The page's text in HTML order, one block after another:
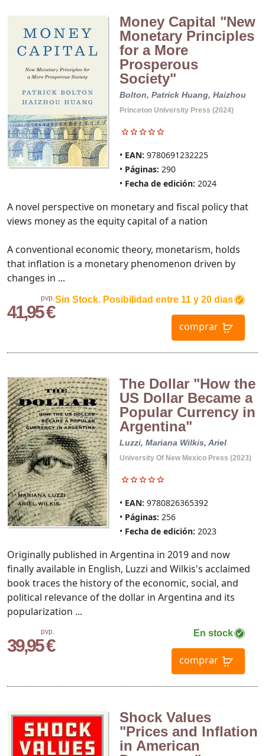
Money Capital "New
Monetary Principles
for a More
Prosperous
Society"
Bolton, Patrick Huang, Haizhou
Princeton University Press (2024)
EAN: 9780691232225
Páginas: 290
Fecha de edición: 2024
pvp.
41,95 €
Sin Stock. Posibilidad entre 11 y 20 dias
comprar
A novel perspective on monetary and fiscal policy that
views money as the equity capital of a nation
A conventional economic theory, monetarism, holds
that inflation is a monetary phenomenon driven by
changes in ...
The Dollar "How the
US Dollar Became a
Popular Currency in
Argentina"
Luzzi, Mariana Wilkis, Ariel
University Of New Mexico Press (2023)
EAN: 9780826365392
Páginas: 256
Fecha de edición: 2023
pvp.
39,95 €
En stock
comprar
Originally published in Argentina in 2019 and now
finally available in English, Luzzi and Wilkis's acclaimed
book traces the history of the economic, social, and
political relevance of the dollar in Argentina and its
popularization ...
Shock Values
"Prices and Inflation
in American